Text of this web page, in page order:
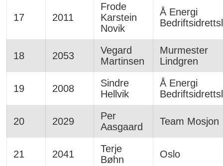
17 2011
Frode
Karstein
Novik
Å Energi
18 2053
Vegard
Martinsen
Murmester
Lindgren
19 2008
Sindre
Hellvik
Å Energi
20 2029
Per
Aasgaard
Team Mosjon
21 2041
Terje
Bøhn
Oslo